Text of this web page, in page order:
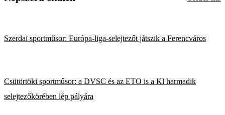
Szerdai sportműsor: Európa-liga-selejtezőt játszik a Ferencváros
Csütörtöki sportműsor: a DVSC és az ETO is a Kl harmadik
selejtezőkörében lép pályára